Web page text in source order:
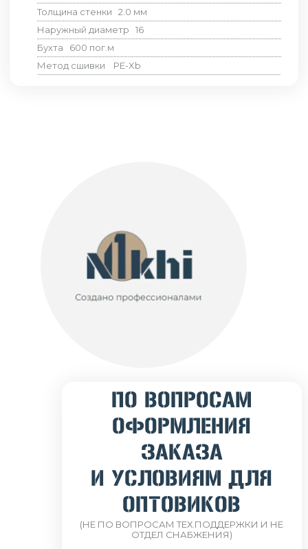
Толщина стенки
2.0 мм
Наружный диаметр
16
Бухта
600 пог.м
Метод сшивки
PE-Xb
ПО ВОПРОСАМ
ОФОРМЛЕНИЯ
ЗАКАЗА
И УСЛОВИЯМ ДЛЯ
ОПТОВИКОВ
(НЕ ПО ВОПРОСАМ ТЕХ.ПОДДЕРЖКИ И НЕ
ОТДЕЛ СНАБЖЕНИЯ)